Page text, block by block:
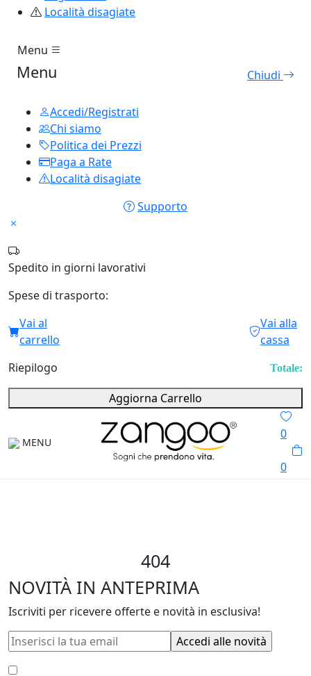
Località disagiate
Menu
Menu Chiudi
Accedi/Registrati
Chi siamo
Politica dei Prezzi
Paga a Rate
Località disagiate
Supporto
Spedito in giorni lavorativi
Spese di trasporto:
Vai al
carrello
Vai alla
cassa
Riepilogo
Totale:
Aggiorna Carrello
MENU
0
0
404
NOVITÀ IN ANTEPRIMA
Iscriviti per ricevere offerte e novità in esclusiva!